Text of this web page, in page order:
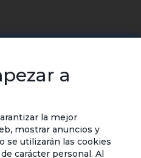
últimas colecciones,
SUSCRIBIRSE
a
la mejor
mostrar anuncios y
se utilizarán las cookies
carácter personal. Al